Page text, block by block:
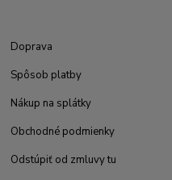
Doprava
Spôsob platby
Nákup na splátky
Obchodné podmienky
Odstúpiť od zmluvy tu